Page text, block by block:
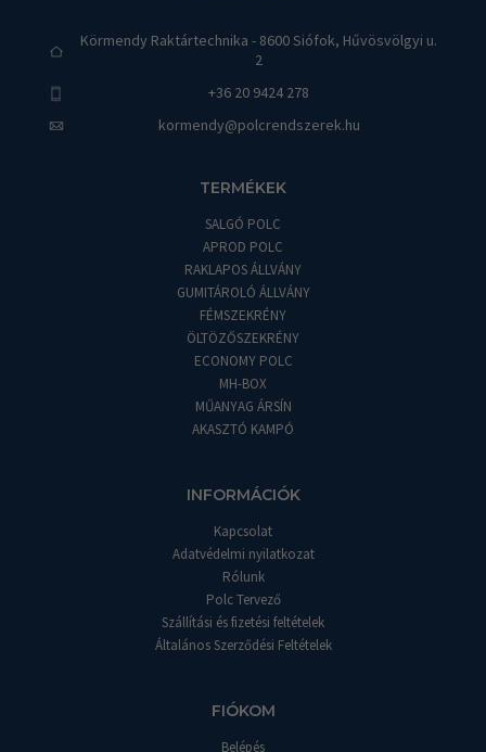
Körmendy Raktártechnika - 8600 Siófok, Hűvösvölgyi u.
2
+36 20 9424 278
kormendy@polcrendszerek.hu
TERMÉKEK
SALGÓ POLC
APROD POLC
RAKLAPOS ÁLLVÁNY
GUMITÁROLÓ ÁLLVÁNY
FÉMSZEKRÉNY
ÖLTÖZŐSZEKRÉNY
ECONOMY POLC
MH-BOX
MŰANYAG ÁRSÍN
AKASZTÓ KAMPÓ
INFORMÁCIÓK
Kapcsolat
Adatvédelmi nyilatkozat
Rólunk
Polc Tervező
Szállítási és fizetési feltételek
Általános Szerződési Feltételek
FIÓKOM
Belépés